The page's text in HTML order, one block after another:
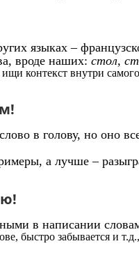
языках –
вроде наших: стол,
контекст внутри
в голову, но оно
а лучше –
в написании
быстро забывается и